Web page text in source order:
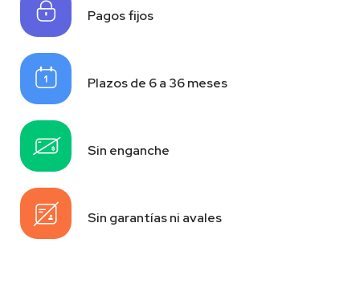
Pagos fijos
Plazos de 6 a 36 meses
Sin enganche
Sin garantías ni avales